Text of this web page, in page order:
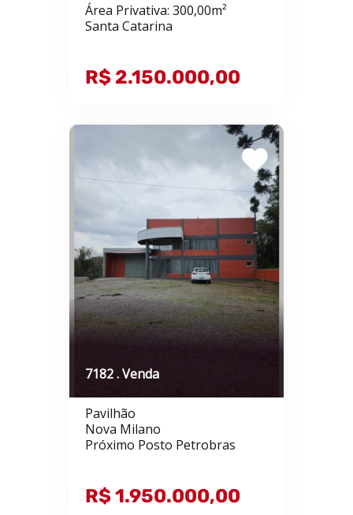
Área Privativa: 300,00m²
Santa Catarina
R$ 2.150.000,00
7182 . Venda
Pavilhão
Nova Milano
Próximo Posto Petrobras
R$ 1.950.000,00